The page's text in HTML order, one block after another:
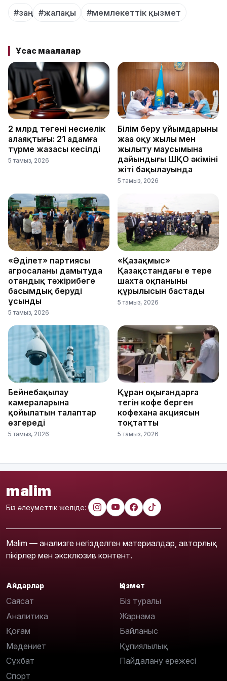
#заң #жалақы #мемлекеттік қызмет
Ұқсас мақалалар
2 млрд теңгенің несиелік
алаяқтығы: 21 адамға
түрме жазасы кесілді
5 тамыз, 2026
Білім беру ұйымдарының
жаңа оқу жылы мен
жылыту маусымына
дайындығы ШҚО әкімінің
жіті бақылауында
5 тамыз, 2026
«Әділет» партиясы
агросаланы дамытуда
отандық тәжірибеге
басымдық беруді
ұсынды
5 тамыз, 2026
«Қазақмыс»
Қазақстандағы ең терең
шахта оқпанының
құрылысын бастады
5 тамыз, 2026
Бейнебақылау
камераларына
қойылатын талаптар
өзгереді
5 тамыз, 2026
Құран оқығандарға
тегін кофе берген
кофехана акциясын
тоқтатты
5 тамыз, 2026
malim
Біз әлеуметтік желіде:
Malim — анализге негізделген материалдар, авторлық
пікірлер мен эксклюзив контент.
Айдарлар
Саясат
Аналитика
Қоғам
Мәдениет
Сұхбат
Спорт
Қызмет
Біз туралы
Жарнама
Байланыс
Құпиялылық
Пайдалану ережесі